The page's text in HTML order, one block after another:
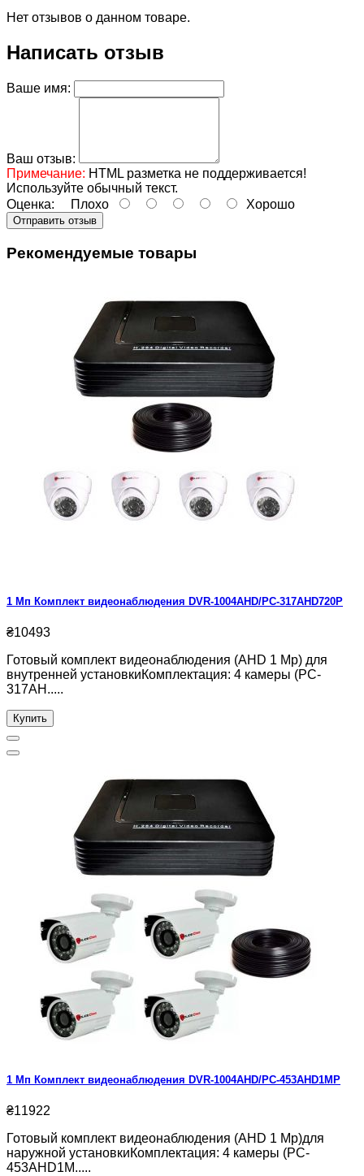
Нет отзывов о данном товаре.
Написать отзыв
Ваше имя:
Ваш отзыв:
Примечание: HTML разметка не поддерживается!
Используйте обычный текст.
Оценка: Плохо Хорошо
Отправить отзыв
Рекомендуемые товары
1 Мп Комплект видеонаблюдения DVR-1004AHD/PC-317AHD720P
₴10493
Готовый комплект видеонаблюдения (AHD 1 Mp) для
внутренней установкиКомплектация: 4 камеры (PC-
317AH.....
Купить
1 Мп Комплект видеонаблюдения DVR-1004AHD/PC-453AHD1MP
₴11922
Готовый комплект видеонаблюдения (AHD 1 Mp)для
наружной установкиКомплектация: 4 камеры (PC-
453AHD1M.....